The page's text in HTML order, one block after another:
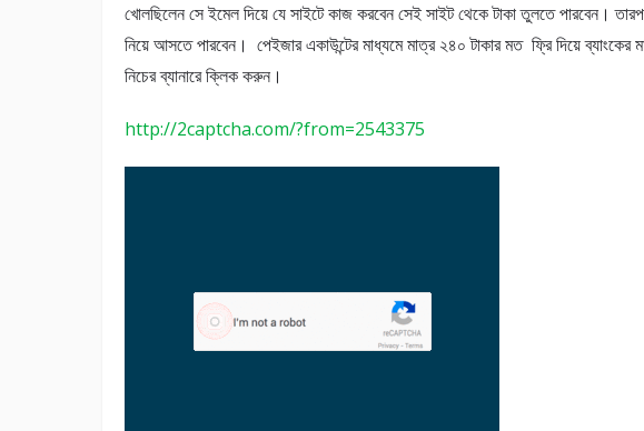
খোলছিলেন সে ইমেল দিয়ে যে সাইটে কাজ করবেন সেই সাইট থেকে টাকা তুলতে পারবেন।
নিয়ে আসতে পারবেন। পেইজার একাউন্টের মাধ্যমে মাত্র ২৪০ টাকার মত ফ্রি দিয়ে ব্যাংকের
নিচের ব্যানারে ক্লিক করুন।
http://2captcha.com/?from=2543375